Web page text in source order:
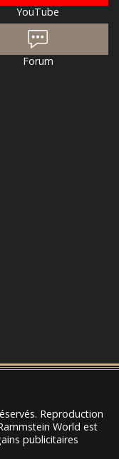
YouTube
Forum
Reproduction
World est
publicitaires